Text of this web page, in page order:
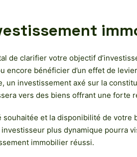
de clarifier votre objectif
bénéficier d’un effet de
investissement axé sur la
vers des biens offrant une forte
et la disponibilité de
plus dynamique pourra
immobilier réussi.